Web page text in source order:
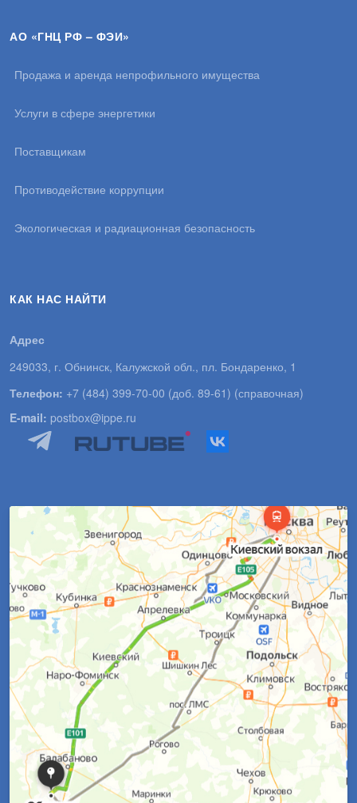
АО «ГНЦ РФ – ФЭИ»
Продажа и аренда непрофильного имущества
Услуги в сфере энергетики
Поставщикам
Противодействие коррупции
Экологическая и радиационная безопасность
КАК НАС НАЙТИ
Адрес
249033, г. Обнинск, Калужской обл., пл. Бондаренко, 1
Телефон: +7 (484) 399-70-00 (доб. 89-61) (справочная)
E-mail: postbox@ippe.ru